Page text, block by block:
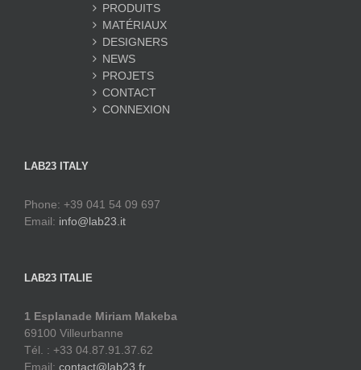
PRODUITS
MATÉRIAUX
DESIGNERS
NEWS
PROJETS
CONTACT
CONNEXION
LAB23 ITALY
Phone: +39 041 54 09 697
Email: info@lab23.it
LAB23 ITALIE
1 Esplanade Miriam Makeba
69100 Villeurbanne
Tél. : +33 04.87.91.37.62
Email: contact@lab23.fr